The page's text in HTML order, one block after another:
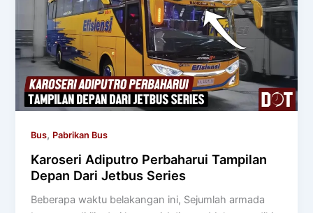
Bus, Pabrikan Bus
Karoseri Adiputro Perbaharui Tampilan
Depan Dari Jetbus Series
Beberapa waktu belakangan ini, Sejumlah armada